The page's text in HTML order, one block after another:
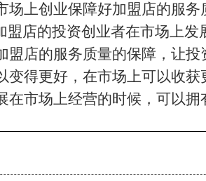
上创业保障好加盟店的服务
盟店的投资创业者在市场上发
盟店的服务质量的保障，让投
变得更好，在市场上可以收获
在市场上经营的时候，可以拥